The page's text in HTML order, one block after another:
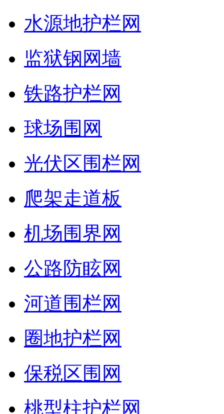
水源地护栏网
监狱钢网墙
铁路护栏网
球场围网
光伏区围栏网
爬架走道板
机场围界网
公路防眩网
河道围栏网
圈地护栏网
保税区围网
桃型柱护栏网